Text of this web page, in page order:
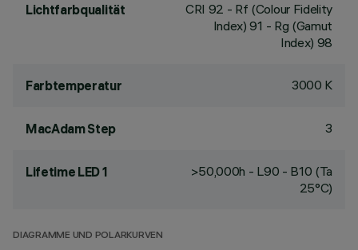
Lichtfarbqualität CRI 92 - Rf (Colour Fidelity
Index) 91 - Rg (Gamut
Index) 98
Farbtemperatur 3000 K
MacAdam Step 3
Lifetime LED 1
>50,000h - L90 - B10 (Ta
25°C)
DIAGRAMME UND POLARKURVEN